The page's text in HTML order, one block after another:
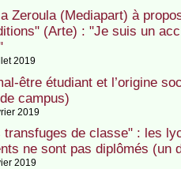
Zeroula (Mediapart) à
(Arte) : "Je suis un
2019
être étudiant et l’origine
campus)
2019
transfuges de classe" : les
ne sont pas diplômés (un
2019